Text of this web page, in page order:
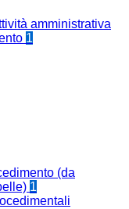
amministrativa
1
(da
1